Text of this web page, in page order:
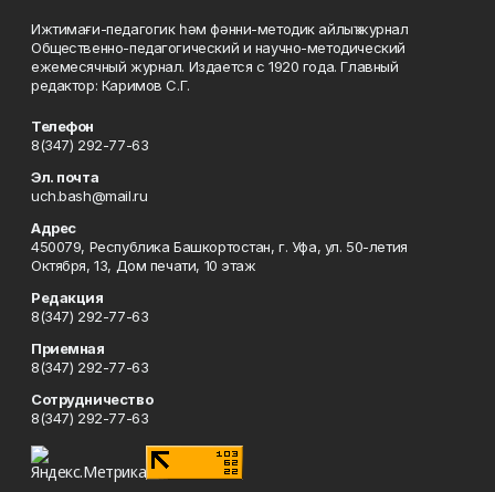
Ижтимағи-педагогик һәм фәнни-методик айлыҡ журнал
Общественно-педагогический и научно-методический
ежемесячный журнал. Издается с 1920 года. Главный
редактор: Каримов С.Г.
Телефон
8(347) 292-77-63
Эл. почта
uch.bash@mail.ru
Адрес
450079, Республика Башкортостан, г. Уфа, ул. 50-летия
Октября, 13, Дом печати, 10 этаж
Редакция
8(347) 292-77-63
Приемная
8(347) 292-77-63
Сотрудничество
8(347) 292-77-63